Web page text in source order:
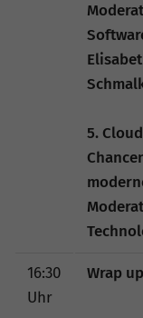
5.
16:30
Uhr
Wrap